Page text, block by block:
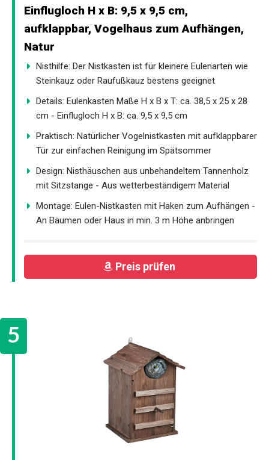
Einflugloch H x B: 9,5 x 9,5 cm,
aufklappbar, Vogelhaus zum Aufhängen,
Natur
Nisthilfe: Der Nistkasten ist für kleinere Eulenarten wie
Steinkauz oder Raufußkauz bestens geeignet
Details: Eulenkasten Maße H x B x T: ca. 38,5 x 25 x 28
cm - Einflugloch H x B: ca. 9,5 x 9,5 cm
Praktisch: Natürlicher Vogelnistkasten mit aufklappbarer
Tür zur einfachen Reinigung im Spätsommer
Design: Nisthäuschen aus unbehandeltem Tannenholz
mit Sitzstange - Aus wetterbeständigem Material
Montage: Eulen-Nistkasten mit Haken zum Aufhängen -
An Bäumen oder Haus in min. 3 m Höhe anbringen
Preis prüfen